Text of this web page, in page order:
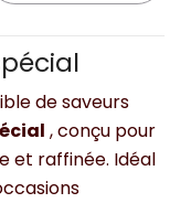
de saveurs
, conçu pour
et raffinée. Idéal